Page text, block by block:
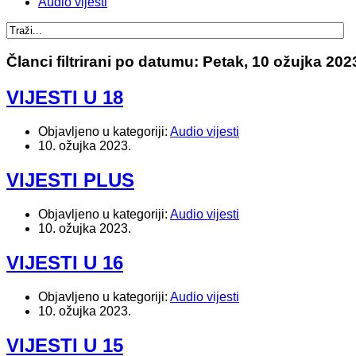
Članci filtrirani po datumu: Petak, 10 ožujka
VIJESTI U 18
Objavljeno u kategoriji: Audio vijesti
10. ožujka 2023.
VIJESTI PLUS
Objavljeno u kategoriji: Audio vijesti
10. ožujka 2023.
VIJESTI U 16
Objavljeno u kategoriji: Audio vijesti
10. ožujka 2023.
VIJESTI U 15